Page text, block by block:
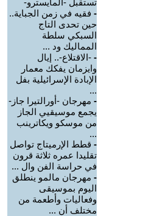
تستقبل -المايسترو-
- فقيه في زمن الجباية..
حين تحدى التاج
السبكي سلطة
المماليك ود ...
- -الاقتلاع-.. إيال
وايزمان يفكك معمار
الإبادة الإسرائيلية بفل
...
- مهرجان -أورالتيرا جاز-
يجمع موسيقيي الجاز
من موسكو ويكاترينب
...
- قطط الإرميتاج تواصل
تقليدا عمره ثلاثة قرون
في حراسة الفن وال ...
- مهرجان مالمو ينطلق
اليوم بموسيقى
وفعاليات وأطعمة من
مختلف أن ...